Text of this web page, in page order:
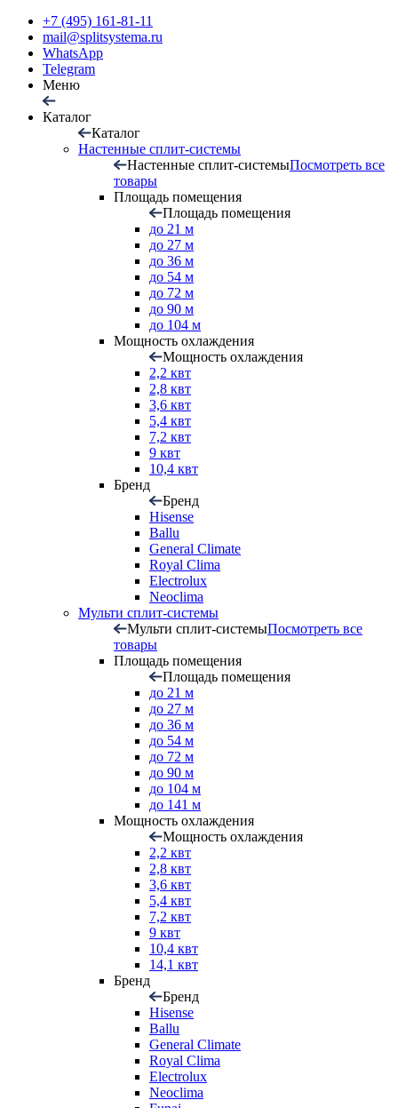
+7 (495) 161-81-11
mail@splitsystema.ru
WhatsApp
Telegram
Меню
Каталог
Каталог
Настенные сплит-системы
Настенные сплит-системыПосмотреть все
товары
Площадь помещения
Площадь помещения
до 21 м
до 27 м
до 36 м
до 54 м
до 72 м
до 90 м
до 104 м
Мощность охлаждения
Мощность охлаждения
2,2 квт
2,8 квт
3,6 квт
5,4 квт
7,2 квт
9 квт
10,4 квт
Бренд
Бренд
Hisense
Ballu
General Climate
Royal Clima
Electrolux
Neoclima
Мульти сплит-системы
Мульти сплит-системыПосмотреть все
товары
Площадь помещения
Площадь помещения
до 21 м
до 27 м
до 36 м
до 54 м
до 72 м
до 90 м
до 104 м
до 141 м
Мощность охлаждения
Мощность охлаждения
2,2 квт
2,8 квт
3,6 квт
5,4 квт
7,2 квт
9 квт
10,4 квт
14,1 квт
Бренд
Бренд
Hisense
Ballu
General Climate
Royal Clima
Electrolux
Neoclima